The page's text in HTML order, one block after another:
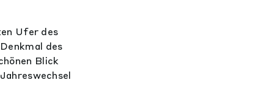
Ufer des
des
Blick